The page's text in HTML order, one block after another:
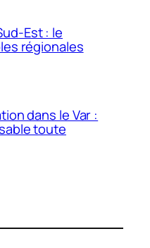
Est : le
régionales
dans le Var :
toute